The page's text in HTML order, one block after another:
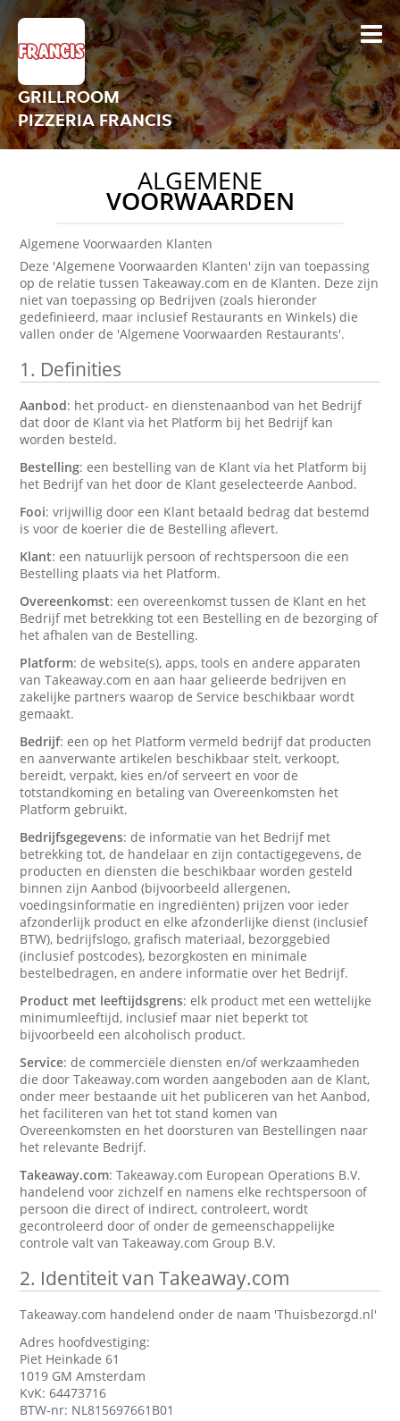
GRILLROOM
PIZZERIA FRANCIS
ALGEMENE
VOORWAARDEN
Algemene Voorwaarden Klanten
Deze 'Algemene Voorwaarden Klanten' zijn van toepassing
op de relatie tussen Takeaway.com en de Klanten. Deze zijn
niet van toepassing op Bedrijven (zoals hieronder
gedefinieerd, maar inclusief Restaurants en Winkels) die
vallen onder de 'Algemene Voorwaarden Restaurants'.
1. Definities
Aanbod: het product- en dienstenaanbod van het Bedrijf
dat door de Klant via het Platform bij het Bedrijf kan
worden besteld.
Bestelling: een bestelling van de Klant via het Platform bij
het Bedrijf van het door de Klant geselecteerde Aanbod.
Fooi: vrijwillig door een Klant betaald bedrag dat bestemd
is voor de koerier die de Bestelling aflevert.
Klant: een natuurlijk persoon of rechtspersoon die een
Bestelling plaats via het Platform.
Overeenkomst: een overeenkomst tussen de Klant en het
Bedrijf met betrekking tot een Bestelling en de bezorging of
het afhalen van de Bestelling.
Platform: de website(s), apps, tools en andere apparaten
van Takeaway.com en aan haar gelieerde bedrijven en
zakelijke partners waarop de Service beschikbaar wordt
gemaakt.
Bedrijf: een op het Platform vermeld bedrijf dat producten
en aanverwante artikelen beschikbaar stelt, verkoopt,
bereidt, verpakt, kies en/of serveert en voor de
totstandkoming en betaling van Overeenkomsten het
Platform gebruikt.
Bedrijfsgegevens: de informatie van het Bedrijf met
betrekking tot, de handelaar en zijn contactigegevens, de
producten en diensten die beschikbaar worden gesteld
binnen zijn Aanbod (bijvoorbeeld allergenen,
voedingsinformatie en ingrediënten) prijzen voor ieder
afzonderlijk product en elke afzonderlijke dienst (inclusief
BTW), bedrijfslogo, grafisch materiaal, bezorggebied
(inclusief postcodes), bezorgkosten en minimale
bestelbedragen, en andere informatie over het Bedrijf.
Product met leeftijdsgrens: elk product met een wettelijke
minimumleeftijd, inclusief maar niet beperkt tot
bijvoorbeeld een alcoholisch product.
Service: de commerciële diensten en/of werkzaamheden
die door Takeaway.com worden aangeboden aan de Klant,
onder meer bestaande uit het publiceren van het Aanbod,
het faciliteren van het tot stand komen van
Overeenkomsten en het doorsturen van Bestellingen naar
het relevante Bedrijf.
Takeaway.com: Takeaway.com European Operations B.V.
handelend voor zichzelf en namens elke rechtspersoon of
persoon die direct of indirect, controleert, wordt
gecontroleerd door of onder de gemeenschappelijke
controle valt van Takeaway.com Group B.V.
2. Identiteit van Takeaway.com
Takeaway.com handelend onder de naam 'Thuisbezorgd.nl'
Adres hoofdvestiging:
Piet Heinkade 61
1019 GM Amsterdam
KvK: 64473716
BTW-nr: NL815697661B01